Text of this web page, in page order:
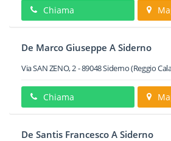
Chiama
De Marco Giuseppe A Siderno
Via SAN ZENO, 2-89048Siderno(Reggio
Chiama
De Santis Francesco A Siderno